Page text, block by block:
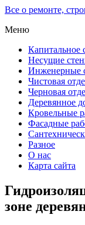
Все о ремонте,
Меню
Капитальное
Несущие
Инженерные
Чистовая
Черновая
Деревянное
Кровельные
Фасадные
Разное
О нас
Карта сайта
зоне